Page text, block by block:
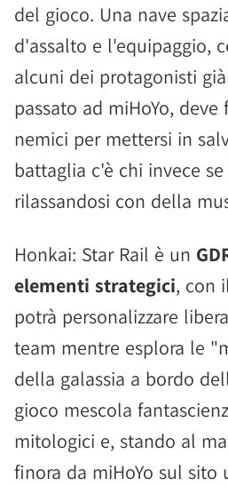
del gioco. Una nave
d'assalto e l'equipaggio,
alcuni dei protagonisti
passato ad miHoYo, deve
nemici per mettersi in
battaglia c'è chi invece
rilassandosi con della
Honkai: Star Rail è un
elementi strategici, con
potrà personalizzare
team mentre esplora le
della galassia a bordo
gioco mescola
mitologici e, stando al
finora da miHoYo sul